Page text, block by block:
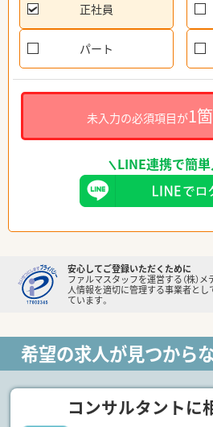
正社員
パート
未入力の必須項目が1
LINE連携で簡単
安心してご登録いただくために
ファルマスタッフを運営する（株）
人情報を適切に管理する事業者と
ています。
希望の求人が見つから
コンサルタントに